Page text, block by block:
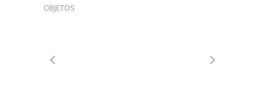
OBJETOS